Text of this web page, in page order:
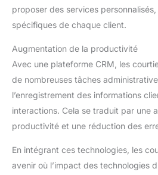
proposer des services
spécifiques de chaque client.
Augmentation de la productivité
Avec une plateforme CRM, les
de nombreuses tâches
l’enregistrement des informations
interactions. Cela se traduit par une
productivité et une réduction des
En intégrant ces technologies, les
avenir où l’impact des technologies